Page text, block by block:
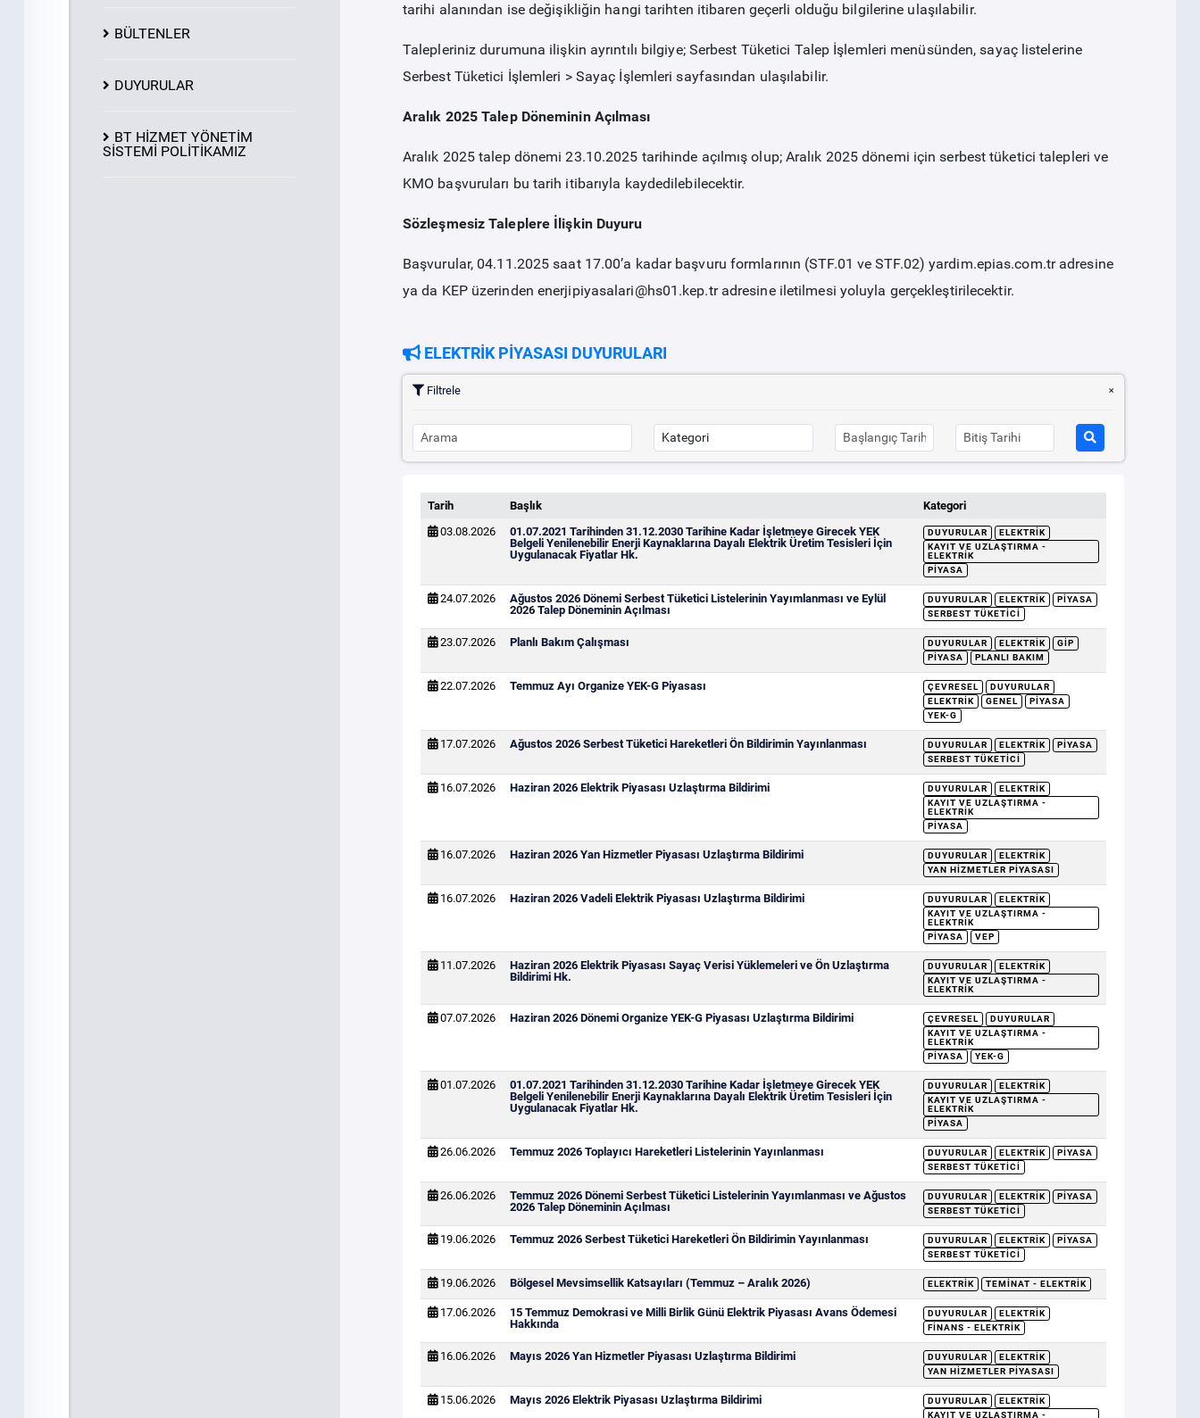
BÜLTENLER
DUYURULAR
BT HİZMET YÖNETİM
SİSTEMİ POLİTİKAMIZ
tarihi alanından ise değişikliğin hangi tarihten itibaren geçerli olduğu bilgilerine ulaşılabilir.
Talepleriniz durumuna ilişkin ayrıntılı bilgiye; Serbest Tüketici Talep İşlemleri menüsünden, sayaç listelerine
Serbest Tüketici İşlemleri > Sayaç İşlemleri sayfasından ulaşılabilir.
Aralık 2025 Talep Döneminin Açılması
Aralık 2025 talep dönemi 23.10.2025 tarihinde açılmış olup; Aralık 2025 dönemi için serbest tüketici talepleri ve
KMO başvuruları bu tarih itibarıyla kaydedilebilecektir.
Sözleşmesiz Taleplere İlişkin Duyuru
Başvurular, 04.11.2025 saat 17.00’a kadar başvuru formlarının (STF.01 ve STF.02) yardim.epias.com.tr adresine
ya da KEP üzerinden enerjipiyasalari@hs01.kep.tr adresine iletilmesi yoluyla gerçekleştirilecektir.
ELEKTRİK PİYASASI DUYURULARI
Filtrele
Tarih Başlık
Kategori
03.08.2026
01.07.2021 Tarihinden 31.12.2030 Tarihine Kadar İşletmeye Girecek YEK
Belgeli Yenilenebilir Enerji Kaynaklarına Dayalı Elektrik Üretim Tesisleri İçin
Uygulanacak Fiyatlar Hk.
DUYURULAR
ELEKTRIK
KAYIT VE UZLAŞTIRMA -
ELEKTRIK
PIYASA
24.07.2026
Ağustos 2026 Dönemi Serbest Tüketici Listelerinin Yayımlanması ve Eylül
2026 Talep Döneminin Açılması
DUYURULAR ELEKTRIK
PIYASA
SERBEST TÜKETICI
23.07.2026 Planlı Bakım Çalışması DUYURULAR ELEKTRIK
GİP
PIYASA
PLANLI BAKIM
22.07.2026 Temmuz Ayı Organize YEK-G Piyasası ÇEVRESEL
DUYURULAR
ELEKTRIK
GENEL
PIYASA
YEK-G
17.07.2026 Ağustos 2026 Serbest Tüketici Hareketleri Ön Bildirimin Yayınlanması DUYURULAR ELEKTRIK
PIYASA
SERBEST TÜKETICI
16.07.2026 Haziran 2026 Elektrik Piyasası Uzlaştırma Bildirimi DUYURULAR
ELEKTRIK
KAYIT VE UZLAŞTIRMA -
ELEKTRIK
PIYASA
16.07.2026 Haziran 2026 Yan Hizmetler Piyasası Uzlaştırma Bildirimi DUYURULAR
ELEKTRIK
YAN HIZMETLER PIYASASI
16.07.2026 Haziran 2026 Vadeli Elektrik Piyasası Uzlaştırma Bildirimi DUYURULAR
ELEKTRIK
KAYIT VE UZLAŞTIRMA -
ELEKTRIK
PIYASA
VEP
11.07.2026
Haziran 2026 Elektrik Piyasası Sayaç Verisi Yüklemeleri ve Ön Uzlaştırma
Bildirimi Hk.
DUYURULAR
ELEKTRIK
KAYIT VE UZLAŞTIRMA -
ELEKTRIK
07.07.2026 Haziran 2026 Dönemi Organize YEK-G Piyasası Uzlaştırma Bildirimi ÇEVRESEL
DUYURULAR
KAYIT VE UZLAŞTIRMA -
ELEKTRIK
PIYASA
YEK-G
01.07.2026
01.07.2021 Tarihinden 31.12.2030 Tarihine Kadar İşletmeye Girecek YEK
Belgeli Yenilenebilir Enerji Kaynaklarına Dayalı Elektrik Üretim Tesisleri İçin
Uygulanacak Fiyatlar Hk.
DUYURULAR
ELEKTRIK
KAYIT VE UZLAŞTIRMA -
ELEKTRIK
PIYASA
26.06.2026 Temmuz 2026 Toplayıcı Hareketleri Listelerinin Yayınlanması DUYURULAR ELEKTRIK
PIYASA
SERBEST TÜKETICI
26.06.2026
Temmuz 2026 Dönemi Serbest Tüketici Listelerinin Yayımlanması ve Ağustos
2026 Talep Döneminin Açılması
DUYURULAR ELEKTRIK
PIYASA
SERBEST TÜKETICI
19.06.2026 Temmuz 2026 Serbest Tüketici Hareketleri Ön Bildirimin Yayınlanması DUYURULAR ELEKTRIK
PIYASA
SERBEST TÜKETICI
19.06.2026 Bölgesel Mevsimsellik Katsayıları (Temmuz – Aralık 2026) ELEKTRIK TEMINAT - ELEKTRIK
17.06.2026
15 Temmuz Demokrasi ve Milli Birlik Günü Elektrik Piyasası Avans Ödemesi
Hakkında
DUYURULAR
ELEKTRIK
FINANS - ELEKTRIK
16.06.2026 Mayıs 2026 Yan Hizmetler Piyasası Uzlaştırma Bildirimi DUYURULAR
ELEKTRIK
YAN HIZMETLER PIYASASI
15.06.2026 Mayıs 2026 Elektrik Piyasası Uzlaştırma Bildirimi DUYURULAR
ELEKTRIK
KAYIT VE UZLAŞTIRMA -